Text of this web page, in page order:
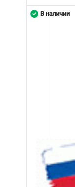
В наличии